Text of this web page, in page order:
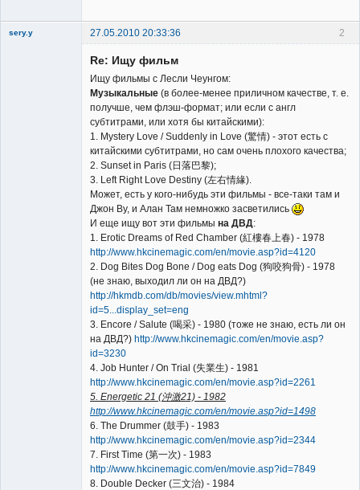
2
sery.y 27.05.2010 20:33:36
Re: Ищу фильм
Ищу фильмы с Лесли Чеунгом:
Музыкальные (в более-менее приличном качестве, т. е.
получше, чем флэш-формат; или если с англ
субтитрами, или хотя бы китайскими):
1. Mystery Love / Suddenly in Love (驚情) - этот есть с
китайскими субтитрами, но сам очень плохого качества;
2. Sunset in Paris (日落巴黎);
3. Left Right Love Destiny (左右情緣).
Может, есть у кого-нибудь эти фильмы - все-таки там и
Джон Ву, и Алан Там немножко засветились
И еще ищу вот эти фильмы на ДВД:
1. Erotic Dreams of Red Chamber (紅樓春上春) - 1978
http://www.hkcinemagic.com/en/movie.asp?id=4120
2. Dog Bites Dog Bone / Dog eats Dog (狗咬狗骨) - 1978
(не знаю, выходил ли он на ДВД?)
http://hkmdb.com/db/movies/view.mhtml?
id=5...display_set=eng
3. Encore / Salute (喝采) - 1980 (тоже не знаю, есть ли он
на ДВД?) http://www.hkcinemagic.com/en/movie.asp?
id=3230
4. Job Hunter / On Trial (失業生) - 1981
http://www.hkcinemagic.com/en/movie.asp?id=2261
5. Energetic 21 (沖激21) - 1982
http://www.hkcinemagic.com/en/movie.asp?id=1498
6. The Drummer (鼓手) - 1983
http://www.hkcinemagic.com/en/movie.asp?id=2344
7. First Time (第一次) - 1983
http://www.hkcinemagic.com/en/movie.asp?id=7849
8. Double Decker (三文治) - 1984